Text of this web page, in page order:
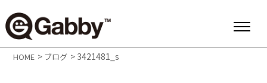
HOME > ブログ > 3421481_s